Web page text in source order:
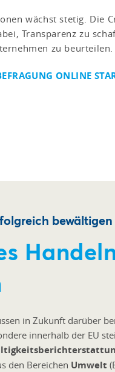
wächst stetig. Die
Transparenz zu
zu beurteilen.
ONLINE
bewältigen
in Zukunft darüber
innerhalb der EU
den Bereichen Umwelt